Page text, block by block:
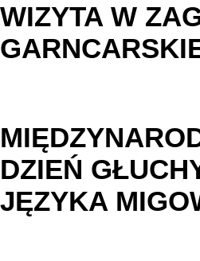
WIZYTA W
DZIEŃ
JĘZYKA